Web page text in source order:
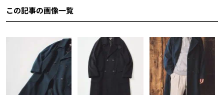
この記事の画像一覧